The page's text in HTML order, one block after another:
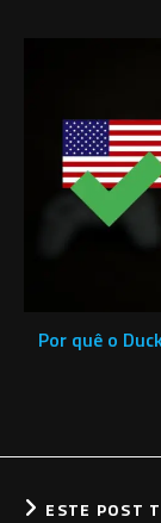
Por quê o
ESTE POST